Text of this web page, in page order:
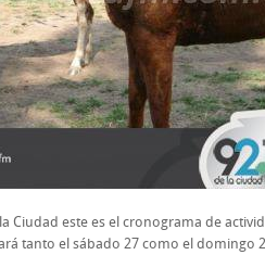
Ciudad este es el cronograma de
tanto el sábado 27 como el domingo